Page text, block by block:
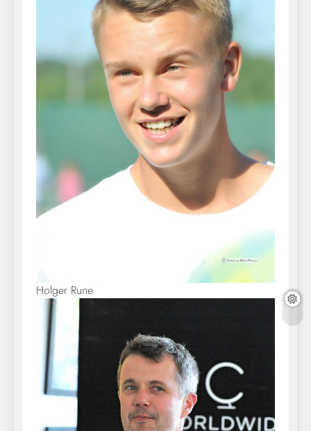
Holger Rune